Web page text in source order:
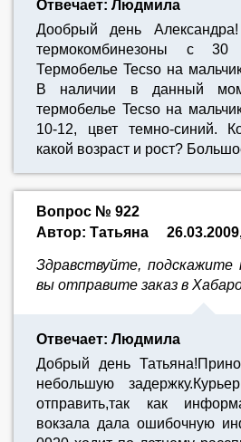
Отвечает: Людмила
Дообрый день
термокомбинезоны с
Термобелье Tecso на
В наличии в данный
термобелье Tecso на
10-12, цвет темно-синий.
какой возраст и рост?
Вопрос № 922
Автор: Татьяна
Здравствуйте, подскажите
вы отправите заказ в
Отвечает: Людмила
Добрый день
небольшую
отправить,так как
вокзала дала ошибочную